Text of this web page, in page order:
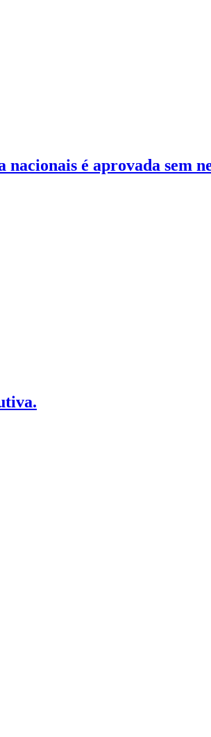
é aprovada sem